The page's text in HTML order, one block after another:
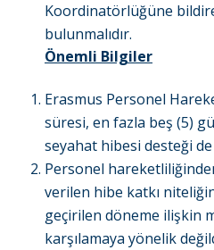
Koordinatörlüğüne
bulunmalıdır.
Önemli Bilgiler
Erasmus Personel
süresi, en fazla beş (5)
seyahat hibesi desteği de
Personel
verilen hibe katkı
geçirilen döneme ilişkin
karşılamaya yönelik